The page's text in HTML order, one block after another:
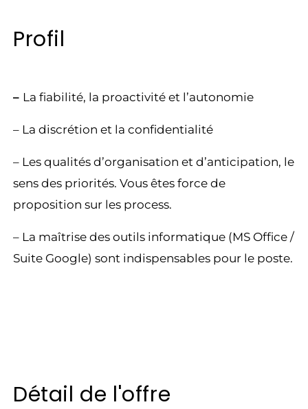
Profil
– La fiabilité, la proactivité et l’autonomie
– La discrétion et la confidentialité
– Les qualités d’organisation et d’anticipation, le
sens des priorités. Vous êtes force de
proposition sur les process.
– La maîtrise des outils informatique (MS Office /
Suite Google) sont indispensables pour le poste.
Détail de l'offre